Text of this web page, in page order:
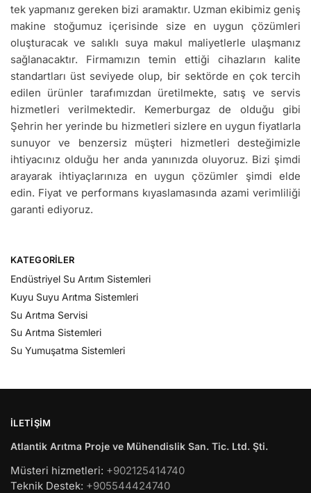
tek yapmanız gereken bizi aramaktır. Uzman ekibimiz geniş
makine stoğumuz içerisinde size en uygun çözümleri
oluşturacak ve salıklı suya makul maliyetlerle ulaşmanız
sağlanacaktır. Firmamızın temin ettiği cihazların kalite
standartları üst seviyede olup, bir sektörde en çok tercih
edilen ürünler tarafımızdan üretilmekte, satış ve servis
hizmetleri verilmektedir. Kemerburgaz de olduğu gibi
Şehrin her yerinde bu hizmetleri sizlere en uygun fiyatlarla
sunuyor ve benzersiz müşteri hizmetleri desteğimizle
ihtiyacınız olduğu her anda yanınızda oluyoruz. Bizi şimdi
arayarak ihtiyaçlarınıza en uygun çözümler şimdi elde
edin. Fiyat ve performans kıyaslamasında azami verimliliği
garanti ediyoruz.
KATEGORILER
Endüstriyel Su Arıtım Sistemleri
Kuyu Suyu Arıtma Sistemleri
Su Arıtma Servisi
Su Arıtma Sistemleri
Su Yumuşatma Sistemleri
İLETIŞIM
Atlantik Arıtma Proje ve Mühendislik San. Tic. Ltd. Şti.
Müsteri hizmetleri: +902125414740
Teknik Destek: +905544424740